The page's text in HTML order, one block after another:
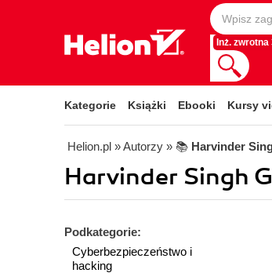
Inż. zwrotna
Kategorie Książki Ebooki Kursy
Helion.pl » Autorzy » 📚 Harvinder
Harvinder Singh
Podkategorie:
Cyberbezpieczeństwo i
hacking